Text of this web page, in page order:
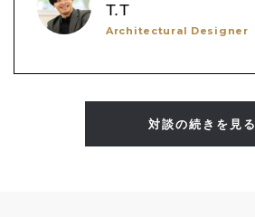
T.T
Architectural Designer
対談の続きを見る